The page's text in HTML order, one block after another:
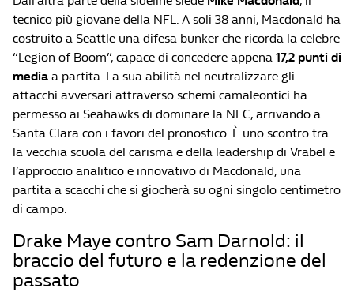
tecnico più giovane della NFL. A soli 38 anni, Macdonald ha
costruito a Seattle una difesa bunker che ricorda la celebre
“Legion of Boom”, capace di concedere appena 17,2 punti di
media a partita. La sua abilità nel neutralizzare gli
attacchi avversari attraverso schemi camaleontici ha
permesso ai Seahawks di dominare la NFC, arrivando a
Santa Clara con i favori del pronostico. È uno scontro tra
la vecchia scuola del carisma e della leadership di Vrabel e
l’approccio analitico e innovativo di Macdonald, una
partita a scacchi che si giocherà su ogni singolo centimetro
di campo.
Drake Maye contro Sam Darnold: il
braccio del futuro e la redenzione del
passato